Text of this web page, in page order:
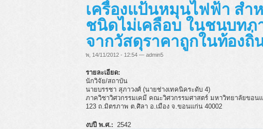
เครื่องแป้นหมุนไฟฟ้า ส
ชนิดไม่เคลือบ ในชนบทภ
จากวัสดุราคาถูกในท้องถิ่
พ, 14/11/2012 - 12:54 — admin5
รายละเอียด:
นักวิจัย/สถาบัน
นายบรรชา สุภาวงศ์ (นายช่างเทคนิคระดับ 4)
ภาควิชาวิศวกรรมเคมี คณะวิศวกรรมศาสตร์ มหาวิทยาลัยขอน
123 ถ.มิตรภาพ ต.ศิลา อ.เมือง จ.ขอนแก่น 40002
งบปี พ.ศ.: 2542